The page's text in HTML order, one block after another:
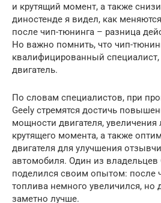
и крутящий момент, а также
диностенде я видел, как
после чип-тюнинга – разница
Но важно помнить, что чип-
квалифицированный
двигатель.
По словам специалистов, при
Geely стремятся достичь
мощности двигателя,
крутящего момента, а также
двигателя для улучшения
автомобиля. Один из владельцев
поделился своим опытом: после
топлива немного увеличился, но
заметно лучше.